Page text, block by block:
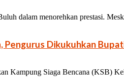
dalam menorehkan prestasi.
Pengurus Dikukuhkan
Kampung Siaga Bencana (KSB)